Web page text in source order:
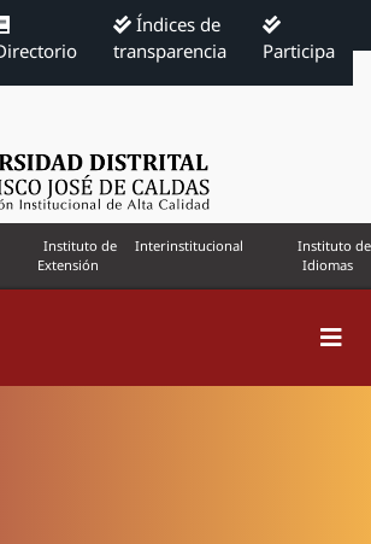
Índices de
transparencia
Participa
Instituto de
Extensión
Interinstitucional
Instituto de
Idiomas